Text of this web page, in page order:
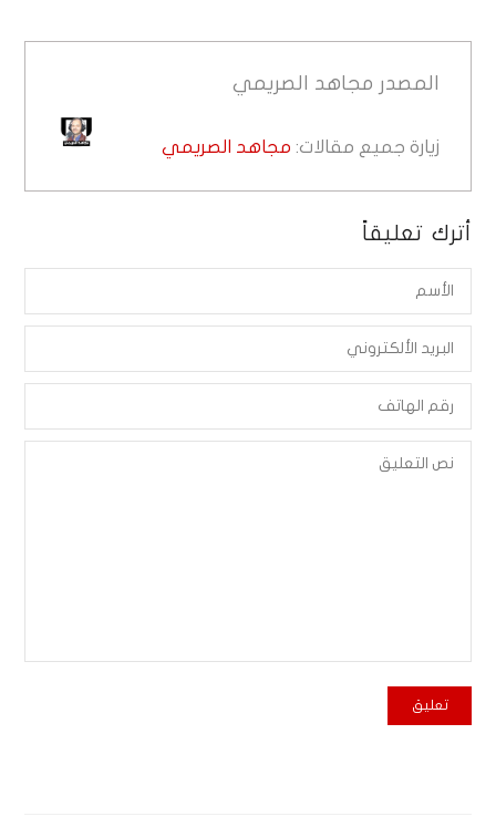
المصدر مجاهد الصريمي
زيارة جميع مقالات: مجاهد الصريمي
أترك تعليقاً